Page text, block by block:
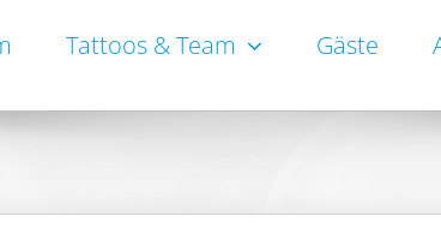
Tattoos & Team Gäste